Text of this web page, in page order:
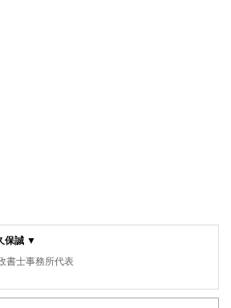
保誠 ▼
書士事務所代表
ァイナンシャル・プランニング技能士、特定